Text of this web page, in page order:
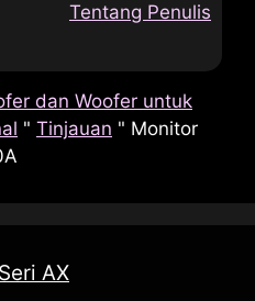
Tentang Penulis
dan Woofer untuk
" Tinjauan " Monitor
AX